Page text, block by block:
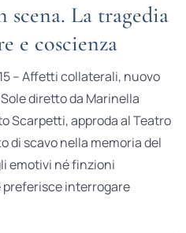
scena. La tragedia
e coscienza
– Affetti collaterali, nuovo
diretto da Marinella
Scarpetti, approda al Teatro
di scavo nella memoria del
emotivi né finzioni
interrogare